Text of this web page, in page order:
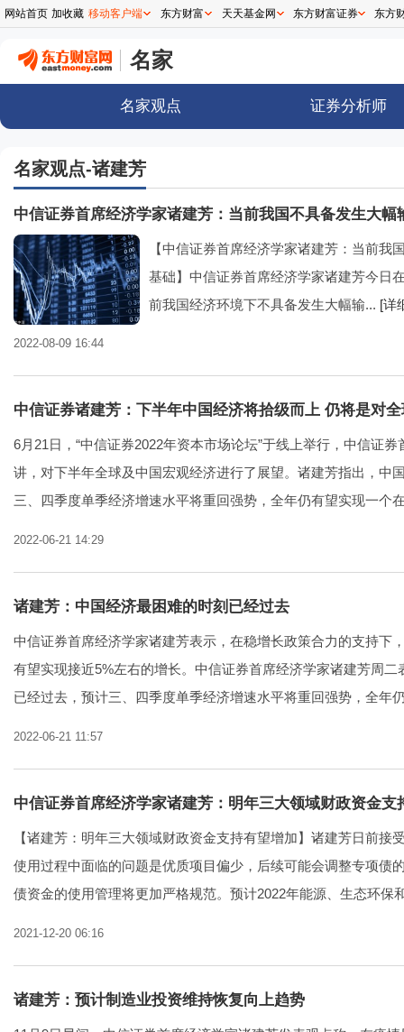
名家
名家观点 证券分析师
名家观点-诸建芳
中信证券首席经济学家诸建芳：当前我国不具备发生大幅
【中信证券首席经济学家诸建芳：当前我
基础】中信证券首席经济学家诸建芳今日
前我国经济环境下不具备发生大幅输... [详
2022-08-09 16:44
中信证券诸建芳：下半年中国经济将拾级而上 仍将是对
6月21日，“中信证券2022年资本市场论坛”于线上举行，中信证
讲，对下半年全球及中国宏观经济进行了展望。诸建芳指出，中
三、四季度单季经济增速水平将重回强势，全年仍有望实现一个
2022-06-21 14:29
诸建芳：中国经济最困难的时刻已经过去
中信证券首席经济学家诸建芳表示，在稳增长政策合力的支持下
有望实现接近5%左右的增长。中信证券首席经济学家诸建芳周
已经过去，预计三、四季度单季经济增速水平将重回强势，全年
2022-06-21 11:57
中信证券首席经济学家诸建芳：明年三大领域财政资金支
【诸建芳：明年三大领域财政资金支持有望增加】诸建芳日前接
使用过程中面临的问题是优质项目偏少，后续可能会调整专项债
债资金的使用管理将更加严格规范。预计2022年能源、生态环保
2021-12-20 06:16
诸建芳：预计制造业投资维持恢复向上趋势
网站首页 加收藏 移动客户端 东方财富 天天基金网 东方财富证券 东方